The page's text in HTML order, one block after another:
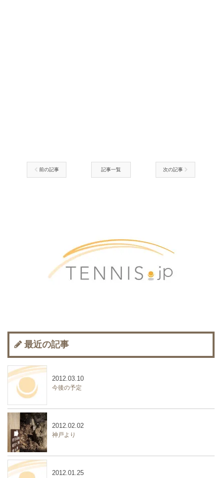
前の記事 記事一覧 次の記事
最近の記事
今後の予定
2012.03.10
神戸より
2012.02.02
2012.01.25